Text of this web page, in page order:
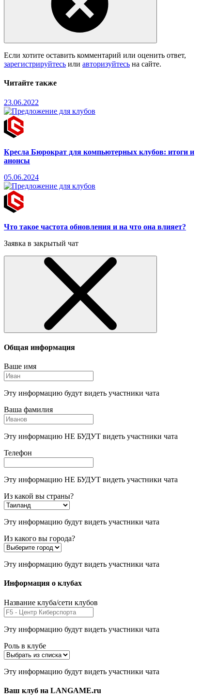
Если хотите оставить комментарий или оценить ответ,
зарегистрируйтесь или авторизуйтесь на сайте.
Читайте также
23.06.2022
Кресла Бюрократ для компьютерных клубов: итоги и
анонсы
05.06.2024
Что такое частота обновления и на что она влияет?
Заявка в закрытый чат
Общая информация
Ваше имя
Эту информацию будут видеть участники чата
Ваша фамилия
Эту информацию НЕ БУДУТ видеть участники чата
Телефон
Эту информацию НЕ БУДУТ видеть участники чата
Из какой вы страны?
Эту информацию будут видеть участники чата
Из какого вы города?
Эту информацию будут видеть участники чата
Информация о клубах
Название клуба/сети клубов
Эту информацию будут видеть участники чата
Роль в клубе
Эту информацию будут видеть участники чата
Ваш клуб на LANGAME.ru